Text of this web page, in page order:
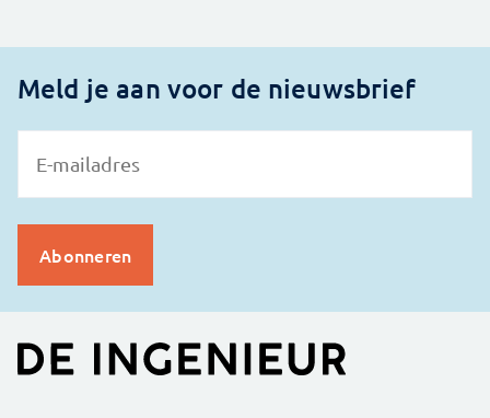
Meld je aan voor de nieuwsbrief